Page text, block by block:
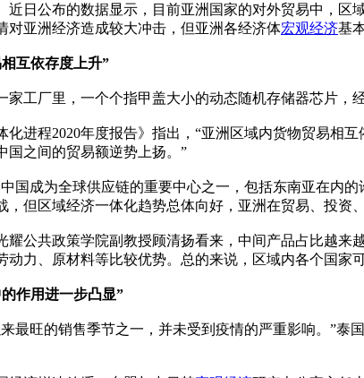
公布的数据显示，目前亚洲国家的对外贸易中，区
对亚洲经济造成较大冲击，但亚洲各经济体宏观经济基
互依存度上升”
厂里，一个个指甲盖大小的动态随机存储器芯片，
程2020年度报告》指出，“亚洲区域内货物贸易相互
国之间的贸易额逆势上扬。”
成为全球供应链的重要中心之一，包括东南亚在内的
，但区域经济一体化趋势总体向好，亚洲在贸易、投资
共政策学院副教授顾清扬看来，中间产品占比越来
动力、原材料等比较优势。总的来说，区域内各个国
作用进一步凸显”
旺的销售季节之一，并未受到疫情的严重影响。”泰